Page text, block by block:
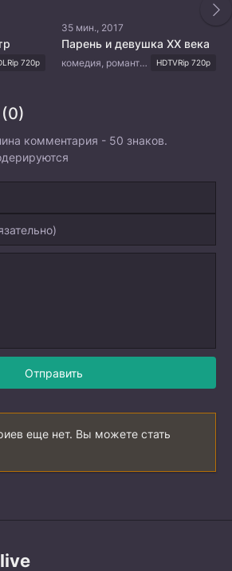
720p
35 мин., 2017
Парень и девушка XX века
комедия, романтика, повседневность HDTVRip 720p
комментария - 50 знаков.
Отправить
еще нет. Вы можете стать